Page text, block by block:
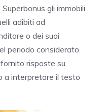
gli immobili
adibiti ad
o dei suoi
periodo considerato.
risposte su
a interpretare il testo